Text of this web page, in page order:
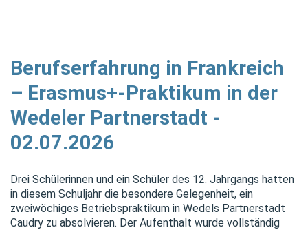
Berufserfahrung in Frankreich
– Erasmus+-Praktikum in der
Wedeler Partnerstadt -
02.07.2026
Drei Schülerinnen und ein Schüler des 12. Jahrgangs hatten
in diesem Schuljahr die besondere Gelegenheit, ein
zweiwöchiges Betriebspraktikum in Wedels Partnerstadt
Caudry zu absolvieren. Der Aufenthalt wurde vollständig